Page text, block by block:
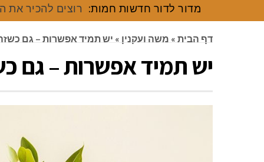
מדור לדור חדשות חמות: רוצים להכיר את
דף הבית » משה ועקנין » יש תמיד אפשרות – גם
יש תמיד אפשרות – גם